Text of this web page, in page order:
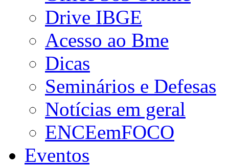
Drive IBGE
Acesso ao Bme
Dicas
Seminários e Defesas
Notícias em geral
ENCEemFOCO
Eventos